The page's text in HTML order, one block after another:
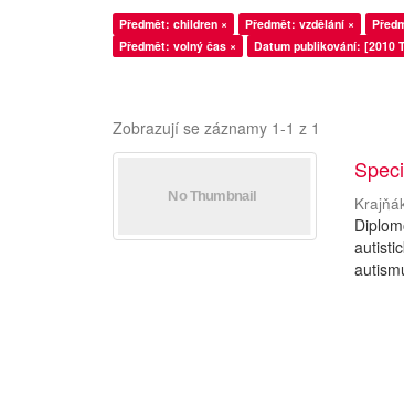
Předmět: children × Předmět: vzdělání ×
Předmět: volný čas ×
Datum publikování: [2010
Zobrazují se záznamy 1-1 z 1